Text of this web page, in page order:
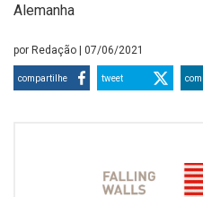
Alemanha
por Redação | 07/06/2021
compartilhe tweet